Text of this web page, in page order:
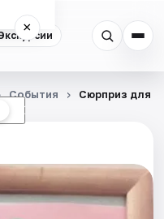
×
☾
События Сюрприз для